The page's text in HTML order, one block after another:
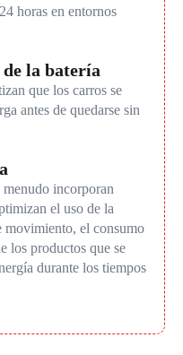
horas en entornos
la batería
que los carros se
antes de quedarse sin
menudo incorporan
el uso de la
movimiento, el consumo
los productos que se
durante los tiempos